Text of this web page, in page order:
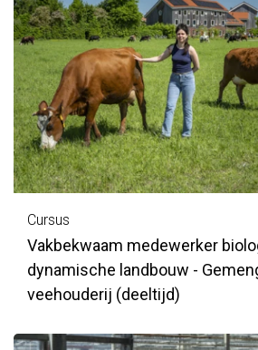
Cursus
Vakbekwaam medewerker
dynamische landbouw -
veehouderij (deeltijd)